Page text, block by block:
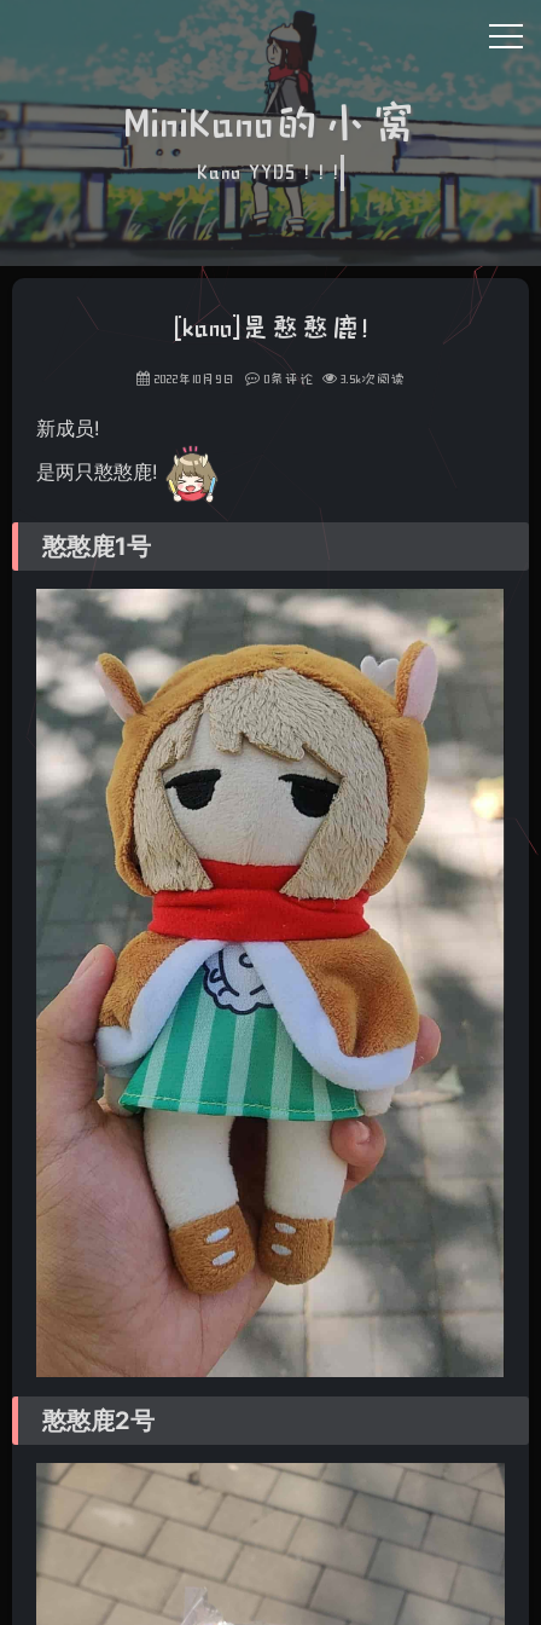
MiniKano的小窝
Kano YYDS ! ! !
[kano]是憨憨鹿!
2022年10月9日 0条评论 3.5k次阅读
新成员!
是两只憨憨鹿!
憨憨鹿1号
憨憨鹿2号